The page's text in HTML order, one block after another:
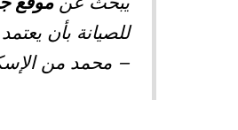
للصيانة بأن
– محمد من